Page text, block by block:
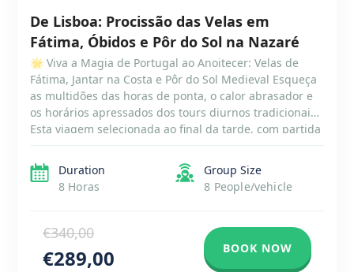
De Lisboa: Procissão das Velas em
Fátima, Óbidos e Pôr do Sol na Nazaré
🌟 Viva a Magia de Portugal ao Anoitecer: Velas de
Fátima, Jantar na Costa e Pôr do Sol Medieval Esqueça
as multidões das horas de ponta, o calor abrasador e
os horários apressados dos tours diurnos tradicionais.
Esta viagem selecionada ao final da tarde, com partida
[…]
Duration
8 Horas
Group Size
8 People/vehicle
€340,00
€289,00 BOOK NOW